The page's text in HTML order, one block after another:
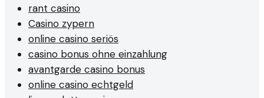
rant casino
Casino zypern
online casino seriös
casino bonus ohne einzahlung
avantgarde casino bonus
online casino echtgeld